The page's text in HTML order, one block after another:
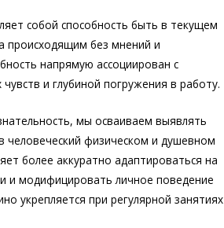
собой способность быть в текущем
происходящим без мнений и
напрямую ассоциирован с
и глубиной погружения в работу.
мы осваиваем выявлять
человеческий физическом и душевном
более аккуратно адаптироваться на
и модифицировать личное поведение
укрепляется при регулярной занятиях